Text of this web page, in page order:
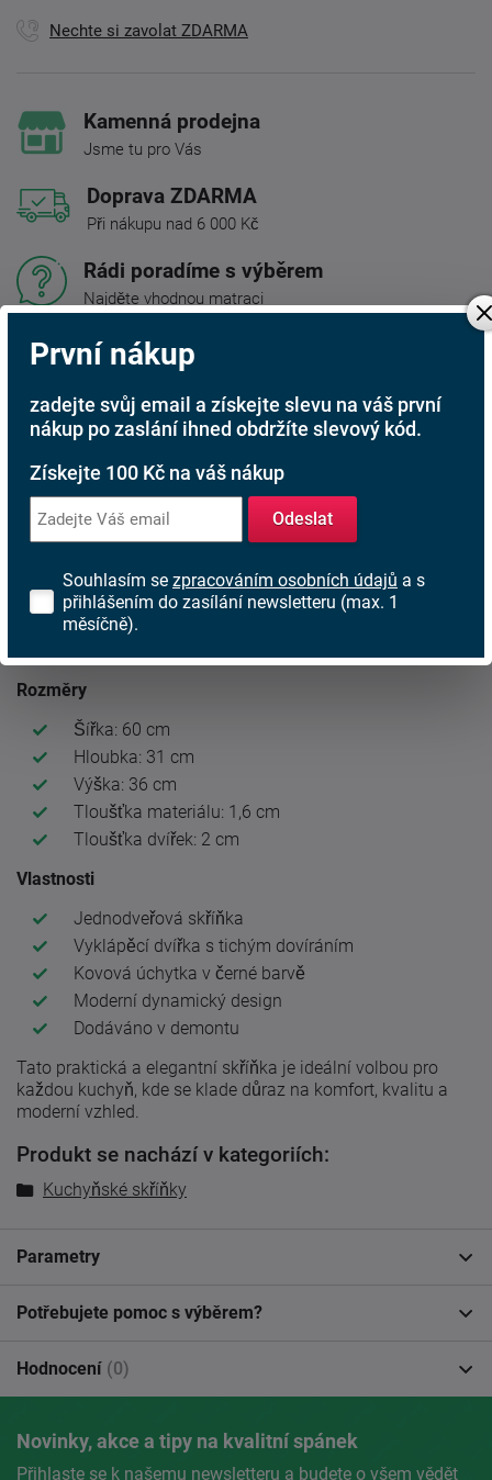
Nechte si zavolat ZDARMA
Kamenná prodejna
Jsme tu pro Vás
Doprava ZDARMA
Při nákupu nad 6 000 Kč
Rádi poradíme s výběrem
Najděte vhodnou matraci
Rodinná firma
S tradicí od roku 1991
Popis produktu
Horní skříňka LULA 60 GU-36 1Fje součástí stylového
kuchyňského systému LULA. Nabízí minimalistický design,
Dvířka se vyklápějí směrem nahoru a jsou vybavena
systémem tichého zavírání, což zajišťuje pohodlné a tiché
Rozměry
Šířka: 60 cm
Hloubka: 31 cm
Výška: 36 cm
Tloušťka materiálu: 1,6 cm
Tloušťka dvířek: 2 cm
Vlastnosti
Jednodveřová skříňka
Vyklápěcí dvířka s tichým dovíráním
Kovová úchytka v černé barvě
Moderní dynamický design
Dodáváno v demontu
Tato praktická a elegantní skříňka je ideální volbou pro
každou kuchyň, kde se klade důraz na komfort, kvalitu a
moderní vzhled.
Produkt se nachází v kategoriích:
Kuchyňské skříňky
Parametry
Potřebujete pomoc s výběrem?
Hodnocení (0)
Novinky, akce a tipy na kvalitní spánek
Přihlaste se k našemu newsletteru a budete o všem vědět
První nákup
zadejte svůj email a získejte slevu na váš první
nákup po zaslání ihned obdržíte slevový kód.
Získejte 100 Kč na váš nákup
Odeslat
Souhlasím se zpracováním osobních údajů a s
přihlášením do zasílání newsletteru (max. 1
měsíčně).